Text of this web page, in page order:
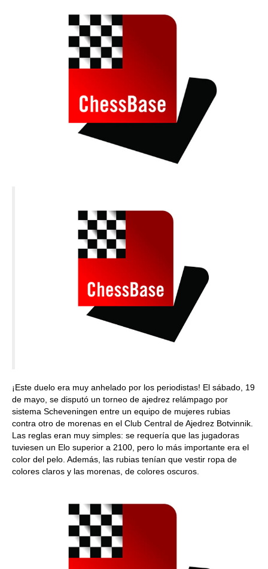
¡Este duelo era muy anhelado por los periodistas! El sábado, 19
de mayo, se disputó un torneo de ajedrez relámpago por
sistema Scheveningen entre un equipo de mujeres rubias
contra otro de morenas en el Club Central de Ajedrez Botvinnik.
Las reglas eran muy simples: se requería que las jugadoras
tuviesen un Elo superior a 2100, pero lo más importante era el
color del pelo. Además, las rubias tenían que vestir ropa de
colores claros y las morenas, de colores oscuros.